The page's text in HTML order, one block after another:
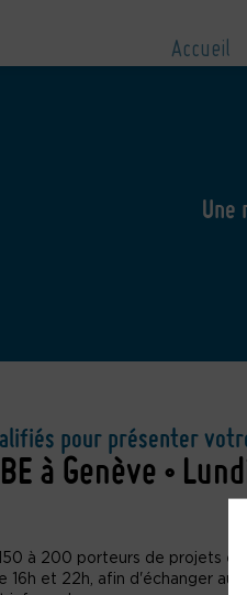
Accueil
Une
pour présenter
à Genève •
à 200 porteurs de projets
16h et 22h, afin d'échanger